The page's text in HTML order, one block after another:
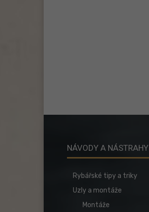
NÁVODY A NÁSTRAHY
Rybářské tipy a triky
Uzly a montáže
Montáže